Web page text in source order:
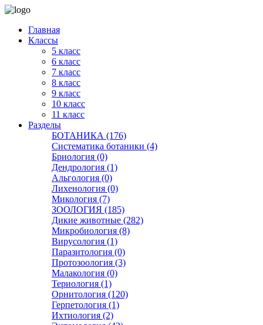
Главная
Классы
5 класс
6 класс
7 класс
8 класс
9 класс
10 класс
11 класс
Разделы
БОТАНИКА (176)
Систематика ботаники (4)
Бриология (0)
Дендрология (1)
Альгология (0)
Лихенология (0)
Микология (7)
ЗООЛОГИЯ (185)
Дикие животные (282)
Микробиология (8)
Вирусология (1)
Паразитология (0)
Протозоология (3)
Малакология (0)
Териология (1)
Орнитология (120)
Герпетология (1)
Ихтиология (2)